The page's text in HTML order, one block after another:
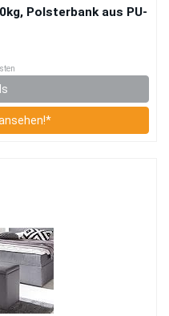
Polsterbank aus PU-
Farbewahl,
(schwarz)